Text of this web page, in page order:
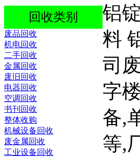
回收类别
废品回收
机电回收
二手回收
金属回收
废旧回收
电器回收
空调回收
书刊回收
整体收购
机械设备回收
废金属回收
工业设备回收
铝
料
司
字
备,
等,